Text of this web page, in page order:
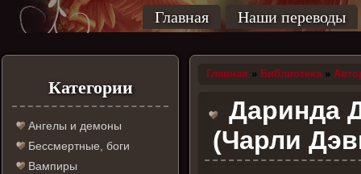
Главная Наши переводы
Категории
Ангелы и демоны
Бессмертные, боги
Вампиры
Главная » Библиотека»
Даринда
(Чарли